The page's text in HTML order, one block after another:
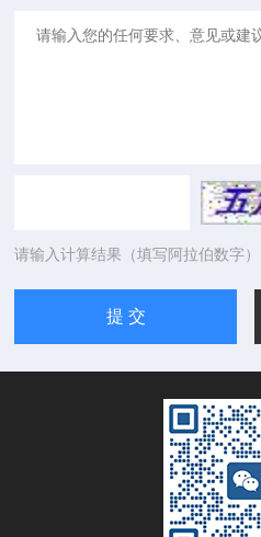
请输入计算结果（填写阿拉伯数字